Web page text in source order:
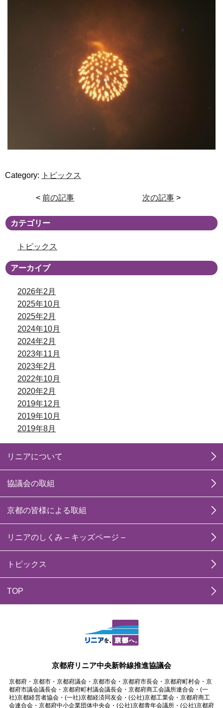
Category: トピックス
< 前の記事 次の記事 >
カテゴリー
トピックス
アーカイブ
2026年2月
2025年10月
2025年2月
2024年10月
2024年2月
2023年11月
2023年2月
2022年10月
2020年2月
2019年12月
2019年10月
2019年8月
リニアについて
協議会の取組
京都の皆様による取組
リニアのしくみ – キッズページ –
トピックス
TOP
京都府リニア中央新幹線推進協議会
京都府・京都市・京都府議会・京都市会・京都府市長会・京都府町村会・京
都府市議会議長会・京都府町村議会議長会・京都府商工会議所連合会・(一
社)京都経営者協会・(一社)京都経済同友会・(公社)京都工業会・京都府商工
会連合会・京都府中小企業団体中央会・(公社)京都青年会議所・(公社)京都府